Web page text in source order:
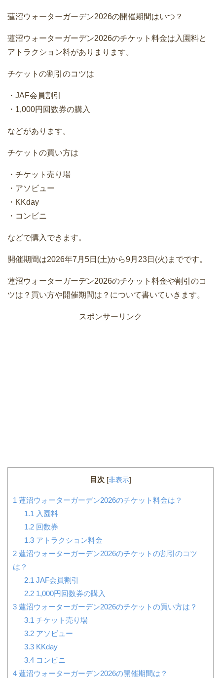
蓮沼ウォーターガーデン2026の開催期間はいつ？
蓮沼ウォーターガーデン2026のチケット料金は入園料と
アトラクション料がありまります。
チケットの割引のコツは
・JAF会員割引
・1,000円回数券の購入
などがあります。
チケットの買い方は
・チケット売り場
・アソビュー
・KKday
・コンビニ
などで購入できます。
開催期間は2026年7月5日(土)から9月23日(火)までです。
蓮沼ウォーターガーデン2026のチケット料金や割引のコ
ツは？買い方や開催期間は？について書いていきます。
スポンサーリンク
目次 [非表示]
1 蓮沼ウォーターガーデン2026のチケット料金は？
1.1 入園料
1.2回数券
1.3アトラクション料金
2 蓮沼ウォーターガーデン2026のチケットの割引のコツ
は？
2.1 JAF会員割引
2.21,000円回数券の購入
3 蓮沼ウォーターガーデン2026のチケットの買い方は？
3.1 チケット売り場
3.2アソビュー
3.3KKday
3.4コンビニ
4 蓮沼ウォーターガーデン2026の開催期間は？